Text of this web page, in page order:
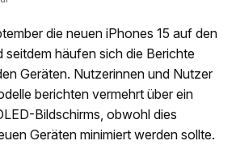
die neuen iPhones 15 auf den
seitdem häufen sich die Berichte
Geräten. Nutzerinnen und Nutzer
berichten vermehrt über ein
Bildschirms, obwohl dies
Geräten minimiert werden sollte.